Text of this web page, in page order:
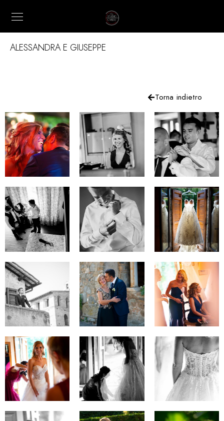
ALESSANDRA E GIUSEPPE
Torna indietro